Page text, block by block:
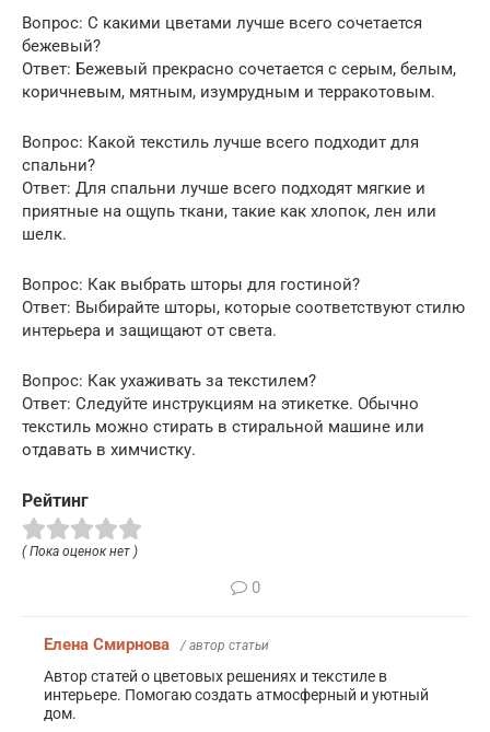
Вопрос: С какими цветами лучше всего сочетается
бежевый?
Ответ: Бежевый прекрасно сочетается с серым, белым,
коричневым, мятным, изумрудным и терракотовым.
Вопрос: Какой текстиль лучше всего подходит для
спальни?
Ответ: Для спальни лучше всего подходят мягкие и
приятные на ощупь ткани, такие как хлопок, лен или
шелк.
Вопрос: Как выбрать шторы для гостиной?
Ответ: Выбирайте шторы, которые соответствуют стилю
интерьера и защищают от света.
Вопрос: Как ухаживать за текстилем?
Ответ: Следуйте инструкциям на этикетке. Обычно
текстиль можно стирать в стиральной машине или
отдавать в химчистку.
Рейтинг
( Пока оценок нет )
0
Елена Смирнова / автор статьи
Автор статей о цветовых решениях и текстиле в
интерьере. Помогаю создать атмосферный и уютный
дом.